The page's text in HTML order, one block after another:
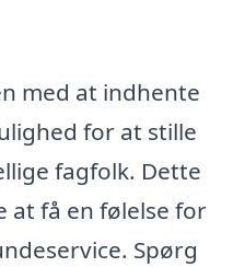
med at indhente
for at stille
fagfolk. Dette
at få en følelse for
Spørg